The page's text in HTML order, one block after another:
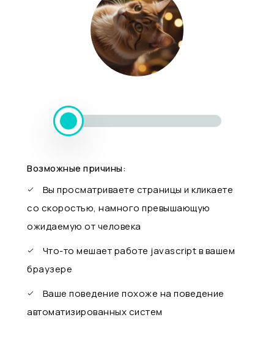
Возможные причины:
Вы просматриваете страницы и кликаете
со скоростью, намного превышающую
ожидаемую от человека
Что-то мешает работе javascript в вашем
браузере
Ваше поведение похоже на поведение
автоматизированных систем